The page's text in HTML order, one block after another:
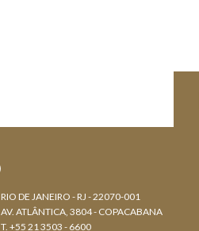
RIO DE JANEIRO - RJ - 22070-001
AV. ATLÂNTICA, 3804 - COPACABANA
T. +55 21 3503 - 6600